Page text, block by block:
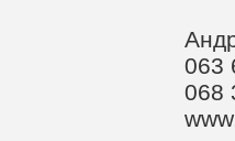
063
068